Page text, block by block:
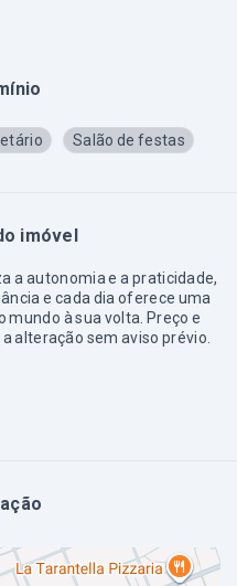
Salão de festas
imóvel
a autonomia e a praticidade,
e cada dia oferece uma
à sua volta. Preço e
alteração sem aviso prévio.